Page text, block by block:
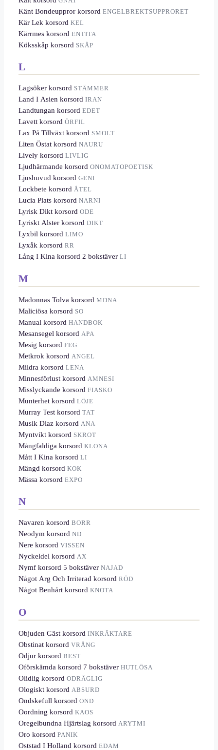
Känt Bondeuppror korsord ENGELBREKTSUPPRORET
Kär Lek korsord KEL
Kärrmes korsord ENTITA
Köksskåp korsord SKÅP
L
Lagsöker korsord STÄMMER
Land I Asien korsord IRAN
Landtungan korsord EDET
Lavett korsord ÖRFIL
Lax På Tillväxt korsord SMOLT
Liten Östat korsord NAURU
Lively korsord LIVLIG
Ljudhärmande korsord ONOMATOPOETISK
Ljushuvud korsord GENI
Lockbete korsord ÅTEL
Lucia Plats korsord NARNI
Lyrisk Dikt korsord ODE
Lyriskt Alster korsord DIKT
Lyxbil korsord LIMO
Lyxåk korsord RR
Lång I Kina korsord 2 bokstäver LI
M
Madonnas Tolva korsord MDNA
Maliciösa korsord SO
Manual korsord HANDBOK
Mesansegel korsord APA
Mesig korsord FEG
Metkrok korsord ANGEL
Mildra korsord LENA
Minnesförlust korsord AMNESI
Misslyckande korsord FIASKO
Munterhet korsord LÖJE
Murray Test korsord TAT
Musik Diaz korsord ANA
Myntvikt korsord SKROT
Mångfaldiga korsord KLONA
Mått I Kina korsord LI
Mängd korsord KOK
Mässa korsord EXPO
N
Navaren korsord BORR
Neodym korsord ND
Nere korsord VISSEN
Nyckeldel korsord AX
Nymf korsord 5 bokstäver NAJAD
Något Arg Och Irriterad korsord RÖD
Något Benhårt korsord KNOTA
O
Objuden Gäst korsord INKRÄKTARE
Obstinat korsord VRÅNG
Odjur korsord BEST
Oförskämda korsord 7 bokstäver HUTLÖSA
Olidlig korsord ODRÄGLIG
Ologiskt korsord ABSURD
Ondskefull korsord OND
Oordning korsord KAOS
Oregelbundna Hjärtslag korsord ARYTMI
Oro korsord PANIK
Oststad I Holland korsord EDAM